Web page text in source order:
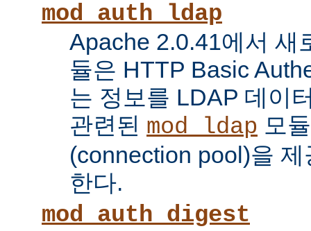
mod_auth_ldap
Apache 2.0.41에서 새
듈은 HTTP Basic
는 정보를 LDAP 데이
관련된 mod_ldap 모
(connection pool)을
한다.
mod_auth_digest